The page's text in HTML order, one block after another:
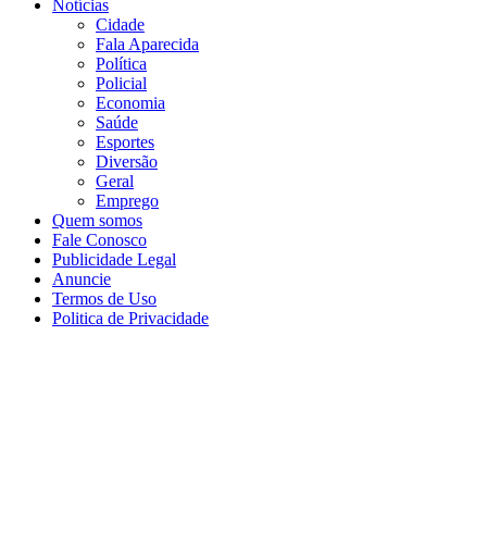
Notícias
Cidade
Fala Aparecida
Política
Policial
Economia
Saúde
Esportes
Diversão
Geral
Emprego
Quem somos
Fale Conosco
Publicidade Legal
Anuncie
Termos de Uso
Politica de Privacidade